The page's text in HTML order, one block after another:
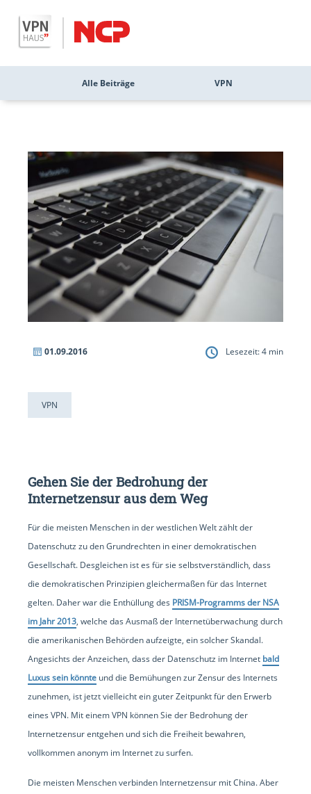
Alle Beiträge VPN
01.09.2016
VPN
Lesezeit:4 min
Gehen Sie der Bedrohung der
Internetzensur aus dem Weg
Für die meisten Menschen in der westlichen Welt zählt der
Datenschutz zu den Grundrechten in einer demokratischen
Gesellschaft. Desgleichen ist es für sie selbstverständlich, dass
die demokratischen Prinzipien gleichermaßen für das Internet
gelten. Daher war die Enthüllung des PRISM-Programms der NSA
im Jahr 2013, welche das Ausmaß der Internetüberwachung durch
die amerikanischen Behörden aufzeigte, ein solcher Skandal.
Angesichts der Anzeichen, dass der Datenschutz im Internet bald
Luxus sein könnte und die Bemühungen zur Zensur des Internets
zunehmen, ist jetzt vielleicht ein guter Zeitpunkt für den Erwerb
eines VPN. Mit einem VPN können Sie der Bedrohung der
Internetzensur entgehen und sich die Freiheit bewahren,
vollkommen anonym im Internet zu surfen.
Die meisten Menschen verbinden Internetzensur mit China. Aber